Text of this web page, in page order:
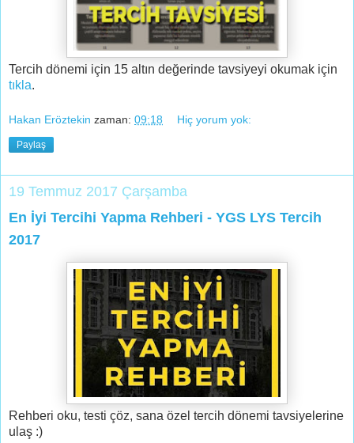
Tercih dönemi için 15 altın değerinde tavsiyeyi okumak için
tıkla.
Hakan Eröztekin zaman: 09:18 Hiç yorum yok:
Paylaş
19 Temmuz 2017 Çarşamba
En İyi Tercihi Yapma Rehberi - YGS LYS Tercih
2017
Rehberi oku, testi çöz, sana özel tercih dönemi tavsiyelerine
ulaş :)